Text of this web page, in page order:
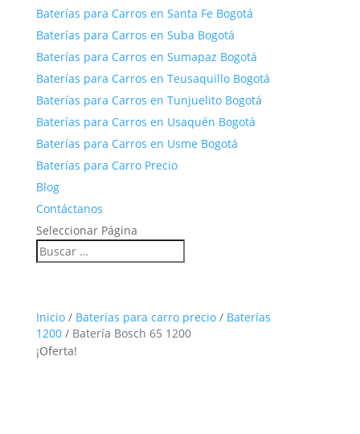
Baterías para Carros en Santa Fe Bogotá
Baterías para Carros en Suba Bogotá
Baterías para Carros en Sumapaz Bogotá
Baterías para Carros en Teusaquillo Bogotá
Baterías para Carros en Tunjuelito Bogotá
Baterías para Carros en Usaquén Bogotá
Baterías para Carros en Usme Bogotá
Baterías para Carro Precio
Blog
Contáctanos
Seleccionar Página
Inicio/ Baterías para carro precio/ Baterías
1200/ Batería Bosch 65 1200
¡Oferta!